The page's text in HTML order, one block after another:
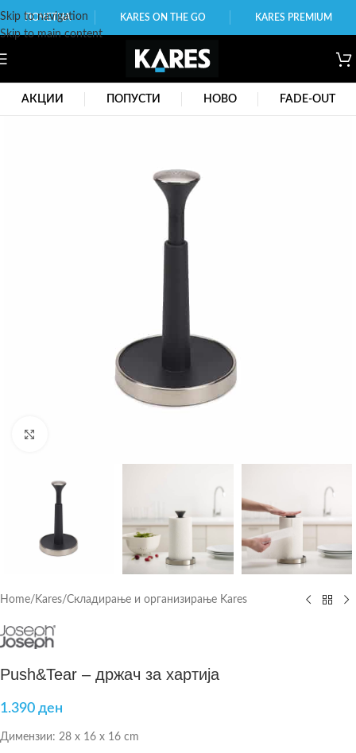
Skip to navigation
Skip to main content
ПОЧЕТНА KARES ON THE GO KARES PREMIUM
АКЦИИ ПОПУСТИ НОВО FADE-OUT
Home/ Kares/Складирање и организирање Kares
Push&Tear – држач за хартија
1.390 ден
Димензии: 28 x 16 x 16 cm